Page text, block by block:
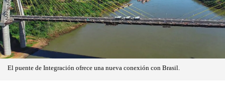
El puente de Integración ofrece una nueva conexión con Brasil.